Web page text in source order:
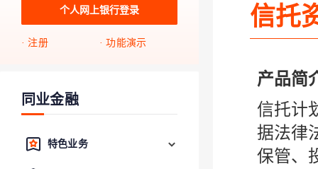
关于加强代理贵金属业务风险防范的提示
个人网上银行登录
注册 功能演示
同业金融
特色业务
信托
产品简
信托计
据法律
保管、